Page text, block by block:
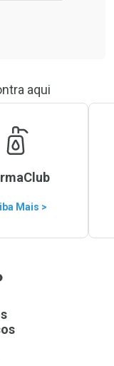
aqui
Mais >